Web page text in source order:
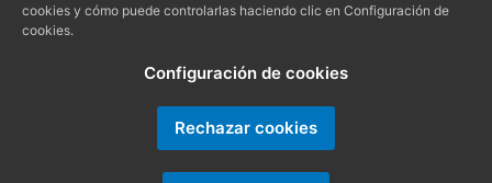
Información
Política de privacidad
Condiciones generales
(+34) 956 489 403
info@alquilereschiclana.com
cookies y cómo puede controlarlas haciendo clic en Configuración de
cookies.
Configuración de cookies
Rechazar cookies